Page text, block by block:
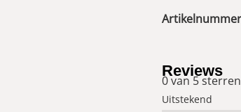
Artikelnummer
Reviews
0 van 5
Uitstekend